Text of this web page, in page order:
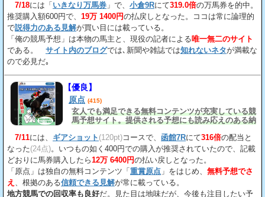
7/18には「 いきなり万馬券 」で、 小倉9Rにて319.0倍の万馬券を的中。
推奨購入額600円で、 19万 1400円の払戻しとなった。ココは常に論理的
で説得力のある見解が買い目には載っている。
「俺の競馬予想」は本物の馬主と、現役の記者による唯一無二のサイト
である。 サイト内のブログでは､新聞や雑誌では知れないネタが満載な
ので必見だ｡
【優良】
原点 (415)
玄人でも満足できる無料コンテンツが充実している競
馬予想サイト。提供される予想にも読み応えのある納
7/11には、 ギアショット (120pt)コースで、 函館7Rにて316倍の配当と
なった(24点)。いつもの如く400円での購入が推奨されていたので、記載
どおりに馬券購入したら12万 6400円の払い戻しとなった。
「原点」は独自の無料コンテンツ「 重賞原点 」をはじめ、 無料予想でさ
え 、根拠のある信頼できる見解が常に載っている。
地方競馬での回収率も良好だ。見た目は地味だが、今後も注目したい予